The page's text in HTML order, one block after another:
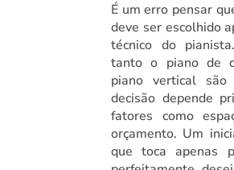
É um erro pensar
deve ser escolhido
técnico do
tanto o piano de
piano vertical
decisão depende
fatores como
orçamento. Um
que toca apenas